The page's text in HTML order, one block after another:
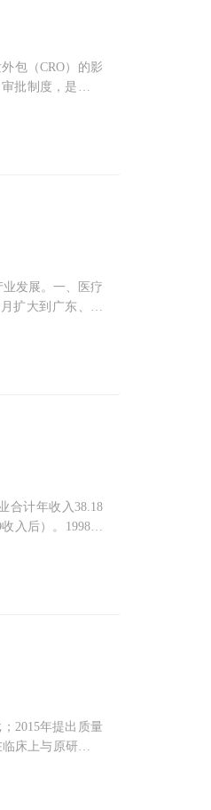
包（CRO）的影
批制度，是一项
发展。一、医疗
扩大到广东、天
合计年收入38.18
入后）。1998年
2015年提出质量
床上与原研药可